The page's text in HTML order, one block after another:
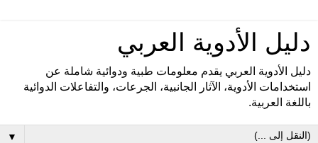
دليل الأدوية العربي
دليل الأدوية العربي يقدم معلومات طبية ودوائية شاملة عن
استخدامات الأدوية، الآثار الجانبية، الجرعات، والتفاعلات الدوائية
باللغة العربية.
▼